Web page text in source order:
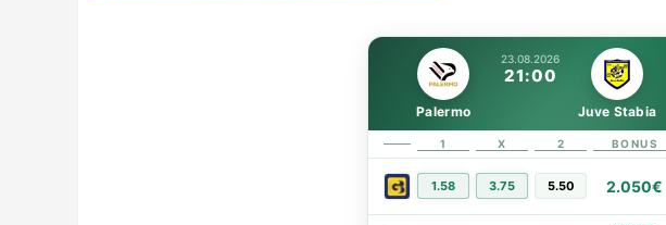
23.08.2026
21:00
Palermo Juve Stabia
1 X 2 BONUS
1.58 3.75 5.50 2.050€